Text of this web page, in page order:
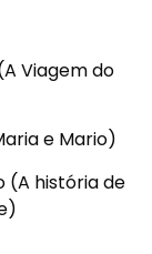
Viagem do
e Mario)
(A história de